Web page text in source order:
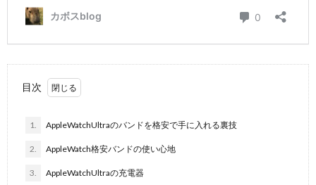
目次
1. AppleWatchUltraのバンドを格安で手に入れる裏技
2. AppleWatch格安バンドの使い心地
3. AppleWatchUltraの充電器